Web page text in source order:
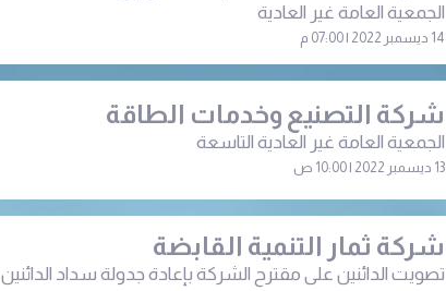
الجمعية العامة غير العادية
14 ديسمبر 2022 | 07:00 م
شركة التصنيع وخدمات الطاقة
الجمعية العامة غير العادية التاسعة
13 ديسمبر 2022 | 10:00 ص
شركة ثمار التنمية القابضة
تصويت الدائنين على مقترح الشركة بإعادة جدولة سداد الدائنين